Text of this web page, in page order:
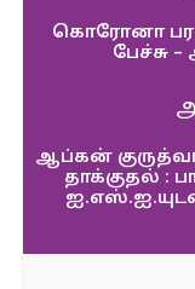
கொரோனா
பேச்சு
ஆப்கன்
தாக்குதல் :